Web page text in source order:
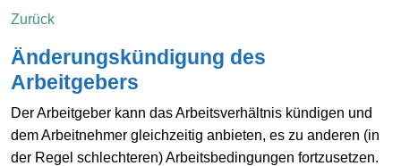
Zurück
Änderungskündigung des
Arbeitgebers
Der Arbeitgeber kann das Arbeitsverhältnis kündigen und
dem Arbeitnehmer gleichzeitig anbieten, es zu anderen (in
der Regel schlechteren) Arbeitsbedingungen fortzusetzen.